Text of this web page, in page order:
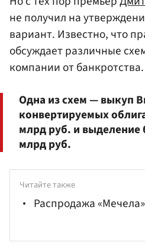
не получил на
вариант. Известно, что
обсуждает различные
компании от банкротства.
Одна из схем — выкуп
конвертируемых
млрд руб. и выделение
млрд руб.
Читайте также
Распродажа «Мечела»